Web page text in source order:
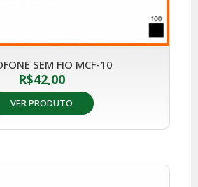
SEM FIO MCF-10
R$42,00
VER PRODUTO